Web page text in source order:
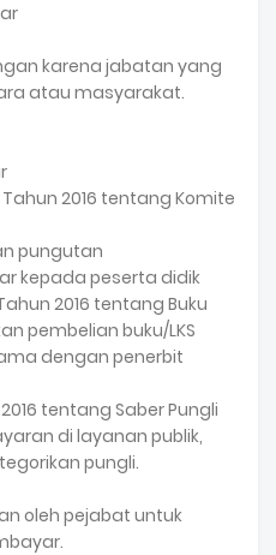
karena jabatan yang
atau masyarakat.
2016 tentang Komite
pungutan
kepada peserta didik
2016 tentang Buku
pembelian buku/LKS
dengan penerbit
tentang Saber Pungli
di layanan publik,
pungli.
oleh pejabat untuk